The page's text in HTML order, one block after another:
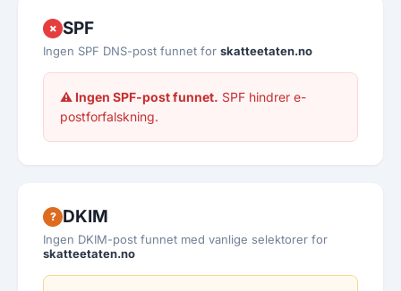
✗ SPF
Ingen SPF DNS-post funnet for skatteetaten.no
⚠ Ingen SPF-post funnet. SPF hindrer e-
postforfalskning.
? DKIM
Ingen DKIM-post funnet med vanlige selektorer for
skatteetaten.no